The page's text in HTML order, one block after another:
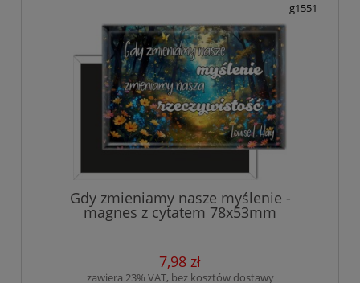
g1551
Gdy zmieniamy nasze myślenie -
magnes z cytatem 78x53mm
7,98 zł
zawiera 23% VAT, bez kosztów dostawy